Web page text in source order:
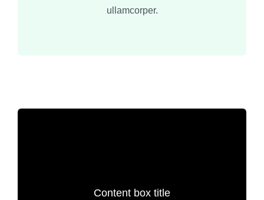
ullamcorper.
Content box title